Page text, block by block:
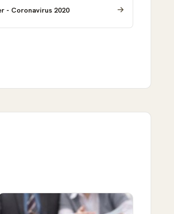
- Coronavirus 2020